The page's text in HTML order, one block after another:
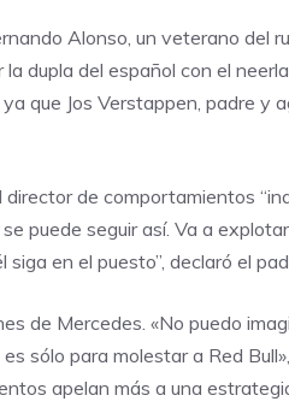
Alonso, un veterano del
dupla del español con el
que Jos Verstappen, padre y
de comportamientos
puede seguir así. Va a
en el puesto”, declaró el
de Mercedes. «No puedo
sólo para molestar a Red
apelan más a una